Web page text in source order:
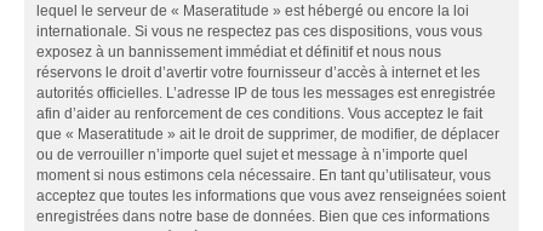
lequel le serveur de « Maseratitude » est hébergé ou encore la loi
internationale. Si vous ne respectez pas ces dispositions, vous vous
exposez à un bannissement immédiat et définitif et nous nous
réservons le droit d’avertir votre fournisseur d’accès à internet et les
autorités officielles. L’adresse IP de tous les messages est enregistrée
afin d’aider au renforcement de ces conditions. Vous acceptez le fait
que « Maseratitude » ait le droit de supprimer, de modifier, de déplacer
ou de verrouiller n’importe quel sujet et message à n’importe quel
moment si nous estimons cela nécessaire. En tant qu’utilisateur, vous
acceptez que toutes les informations que vous avez renseignées soient
enregistrées dans notre base de données. Bien que ces informations